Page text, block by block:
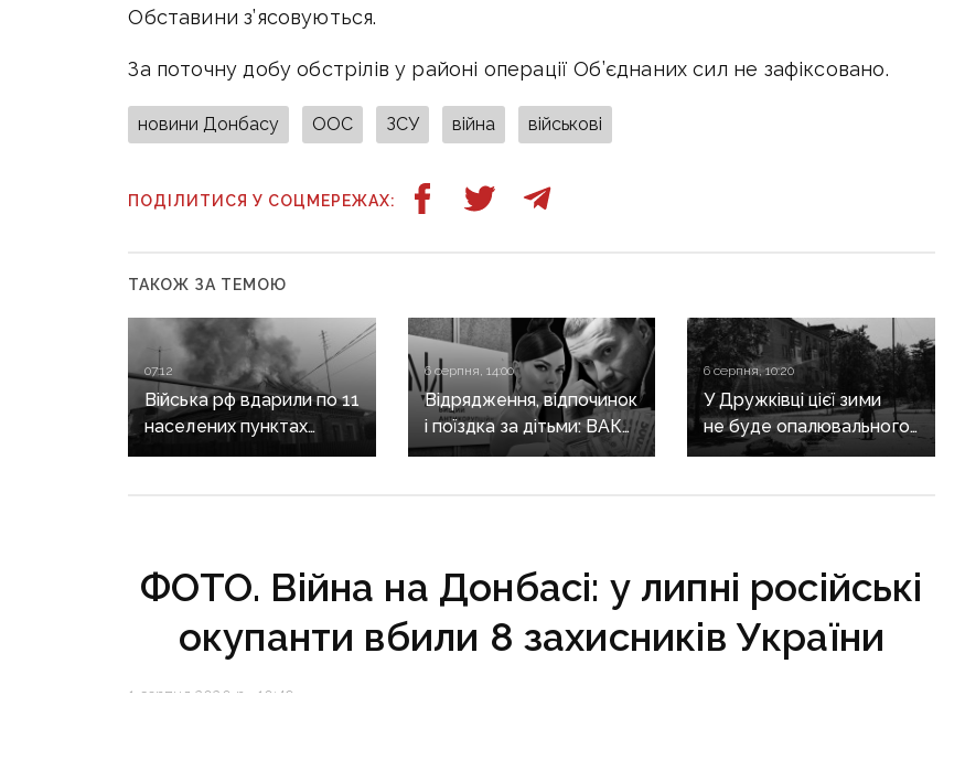
Обставини з’ясовуються.
За поточну добу обстрілів у районі операції Об’єднаних сил не зафіксовано.
новини Донбасу ООС ЗСУ війна військові
ПОДІЛИТИСЯ У СОЦМЕРЕЖАХ:
ТАКОЖ ЗА ТЕМОЮ
07:12
Війська рф вдарили по 11
населених пунктах
Донеччини: одна людина
6 серпня, 14:00
Відрядження, відпочинок
і поїздка за дітьми: ВАКС
знову відмовив
6 серпня, 10:20
У Дружківці цієї зими
не буде опалювального
сезону: фронт
ФОТО. Війна на Донбасі: у липні російські
окупанти вбили 8 захисників України
1 серпня 2020 р., 10:49